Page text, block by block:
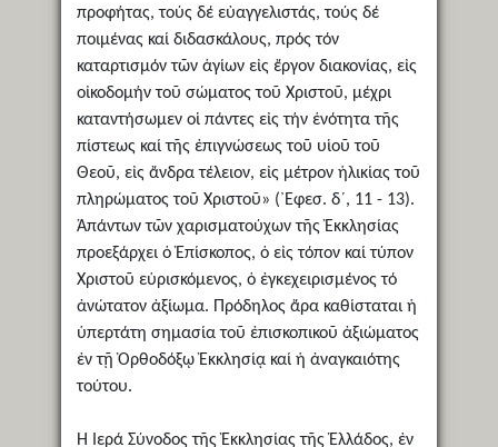
προφήτας, τούς δέ εὐαγγελιστάς, τούς δέ
ποιμένας καί διδασκάλους, πρός τόν
καταρτισμόν τῶν ἁγίων εἰς ἔργον διακονίας, εἰς
οἰκοδομήν τοῦ σώματος τοῦ Χριστοῦ, μέχρι
καταντήσωμεν οἱ πάντες εἰς τήν ἑνότητα τῆς
πίστεως καί τῆς ἐπιγνώσεως τοῦ υἱοῦ τοῦ
Θεοῦ, εἰς ἄνδρα τέλειον, εἰς μέτρον ἡλικίας τοῦ
πληρώματος τοῦ Χριστοῦ» (᾿Εφεσ. δ´, 11 - 13).
Ἁπάντων τῶν χαρισματούχων τῆς Ἐκκλησίας
προεξάρχει ὁ Ἐπίσκοπος, ὁ εἰς τόπον καί τύπον
Χριστοῦ εὑρισκόμενος, ὁ ἐγκεχειρισμένος τό
ἀνώτατον ἀξίωμα. Πρόδηλος ἄρα καθίσταται ἡ
ὑπερτάτη σημασία τοῦ ἐπισκοπικοῦ ἀξιώματος
ἐν τῇ Ὀρθοδόξῳ Ἐκκλησίᾳ καί ἡ ἀναγκαιότης
τούτου.
Ἡ Ἱερά Σύνοδος τῆς Ἐκκλησίας τῆς Ἑλλάδος, ἐν